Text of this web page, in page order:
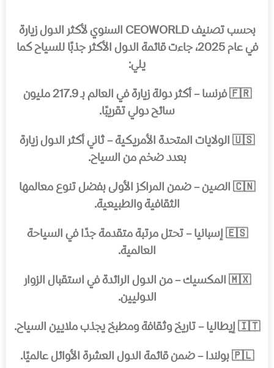
بحسب تصنيف CEOWORLD السنوي لأكثر الدول زيارة
في عام 2025، جاءت قائمة الدول الأكثر جذبًا للسياح كما
يلي:
🇫🇷 فرنسا – أكثر دولة زيارة في العالم بـ 217.9 مليون
سائح دولي تقريبًا.
🇺🇸 الولايات المتحدة الأمريكية – ثاني أكثر الدول زيارة
بعدد ضخم من السياح.
🇨🇳 الصين – ضمن المراكز الأولى بفضل تنوع معالمها
الثقافية والطبيعية.
🇪🇸 إسبانيا – تحتل مرتبة متقدمة جدًا في السياحة
العالمية.
🇲🇽 المكسيك – من الدول الرائدة في استقبال الزوار
الدوليين.
🇮🇹 إيطاليا – تاريخ وثقافة ومطبخ يجذب ملايين السياح.
🇵🇱 بولندا – ضمن قائمة الدول العشرة الأوائل عالميًا.